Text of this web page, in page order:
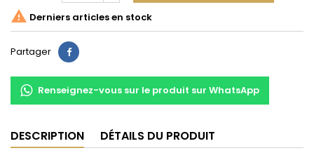
 Derniers articles en stock
Partager Partager
Renseignez-vous sur le produit sur WhatsApp
DESCRIPTION DÉTAILS DU PRODUIT